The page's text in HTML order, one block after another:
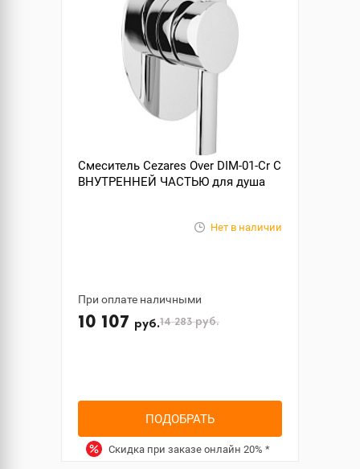
Смеситель Cezares Over DIM-01-Cr С
ВНУТРЕННЕЙ ЧАСТЬЮ для душа
Нет в наличии
При оплате наличными
10 107 руб.14 283руб.
ПОДОБРАТЬ
Скидка при заказе онлайн 20% *